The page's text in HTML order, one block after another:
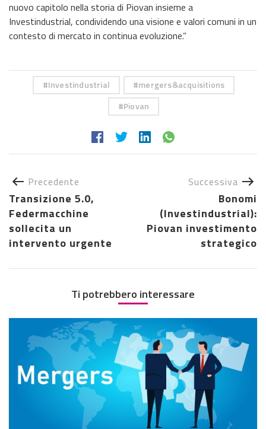
nuovo capitolo nella storia di Piovan insieme a
Investindustrial, condividendo una visione e valori comuni in un
contesto di mercato in continua evoluzione.”
Investindustrial
mergers&acquisitions
Piovan
Precedente
Transizione 5.0,
Federmacchine
sollecita un
intervento urgente
Successiva
Bonomi
(Investindustrial):
Piovan investimento
strategico
Ti potrebbero interessare